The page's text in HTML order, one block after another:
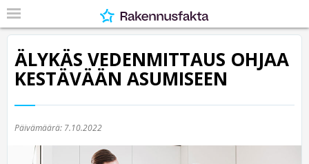
ÄLYKÄS VEDENMITTAUS OHJAA
KESTÄVÄÄN ASUMISEEN
Päivämäärä: 7.10.2022
Previous